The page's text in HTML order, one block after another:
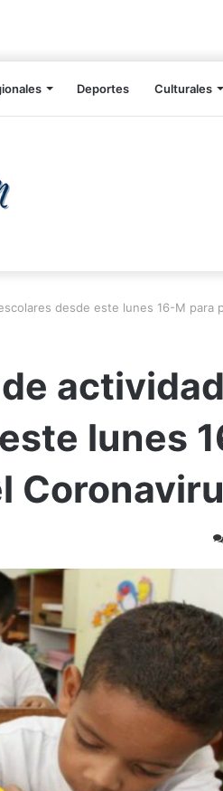
Deportes Culturales
desde este lunes 16-M para
lunes